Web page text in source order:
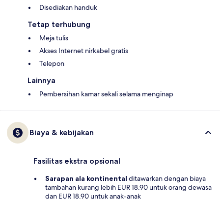
Disediakan handuk
Tetap terhubung
Meja tulis
Akses Internet nirkabel gratis
Telepon
Lainnya
Pembersihan kamar sekali selama menginap
Biaya & kebijakan
Fasilitas ekstra opsional
Sarapan ala kontinental ditawarkan dengan biaya
tambahan kurang lebih EUR 18.90 untuk orang dewasa
dan EUR 18.90 untuk anak-anak